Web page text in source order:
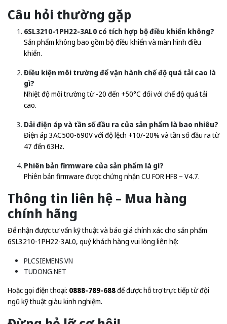
Câu hỏi thường gặp
6SL3210-1PH22-3AL0 có tích hợp bộ điều khiển không?
Sản phẩm không bao gồm bộ điều khiển và màn hình điều
khiển.
Điều kiện môi trường để vận hành chế độ quá tải cao là
gì?
Nhiệt độ môi trường từ -20 đến +50°C đối với chế độ quá tải
cao.
Dải điện áp và tần số đầu ra của sản phẩm là bao nhiêu?
Điện áp 3AC500-690V với độ lệch +10/-20% và tần số đầu ra từ
47 đến 63Hz.
Phiên bản firmware của sản phẩm là gì?
Phiên bản firmware được chứng nhận CU FOR HF8 – V4.7.
Thông tin liên hệ – Mua hàng
chính hãng
Để nhận được tư vấn kỹ thuật và báo giá chính xác cho sản phẩm
6SL3210-1PH22-3AL0, quý khách hàng vui lòng liên hệ:
PLCSIEMENS.VN
TUDONG.NET
Hoặc gọi điện thoại: 0888-789-688để được hỗ trợ trực tiếp từ đội
ngũ kỹ thuật giàu kinh nghiệm.